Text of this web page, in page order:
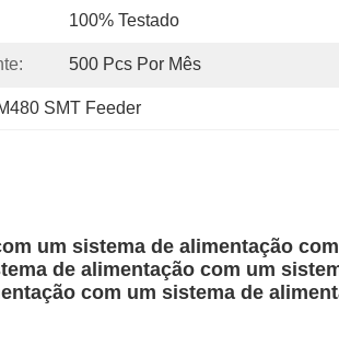
100% Testado
500 Pcs Por Mês
SMT Feeder
um sistema de alimentação
de alimentação com um
com um sistema de